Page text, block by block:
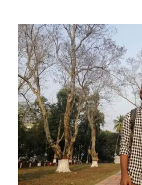
View
Larger
Image